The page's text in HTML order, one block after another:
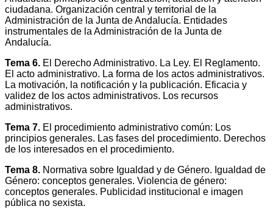
ciudadana. Organización central y territorial de la
Administración de la Junta de Andalucía. Entidades
instrumentales de la Administración de la Junta de
Andalucía.
Tema 6. El Derecho Administrativo. La Ley. El Reglamento.
El acto administrativo. La forma de los actos administrativos.
La motivación, la notificación y la publicación. Eficacia y
validez de los actos administrativos. Los recursos
administrativos.
Tema 7. El procedimiento administrativo común: Los
principios generales. Las fases del procedimiento. Derechos
de los interesados en el procedimiento.
Tema 8. Normativa sobre Igualdad y de Género. Igualdad de
Género: conceptos generales. Violencia de género:
conceptos generales. Publicidad institucional e imagen
pública no sexista.